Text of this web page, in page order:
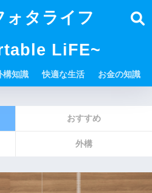
ォタライフ
LiFE~
構知識 快適な生活 お金の知識
おすすめ
外構